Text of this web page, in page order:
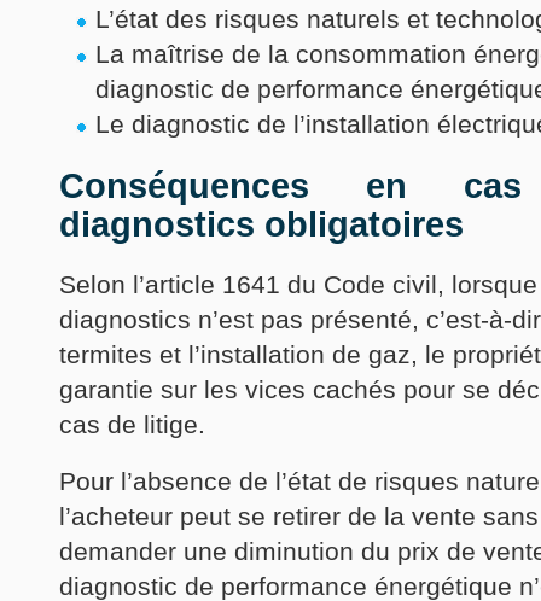
L’état des risques naturels et
La maîtrise de la consommation
diagnostic de performance
Le diagnostic de l’installation
Conséquences en
diagnostics obligatoires
Selon l’article 1641 du Code civil,
diagnostics n’est pas présenté, c’est-à-
termites et l’installation de gaz, le
garantie sur les vices cachés pour se
cas de litige.
Pour l’absence de l’état de risques
l’acheteur peut se retirer de la vente
demander une diminution du prix de
diagnostic de performance énergétique